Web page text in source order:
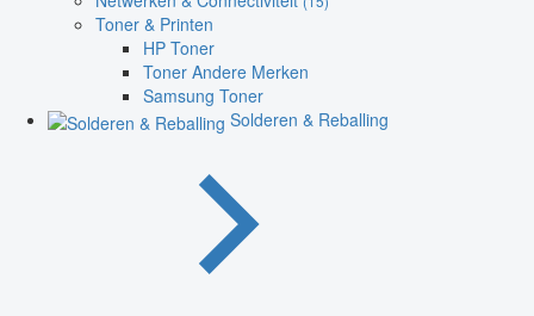
Toner & Printen
HP Toner
Toner Andere Merken
Samsung Toner
Solderen & Reballing